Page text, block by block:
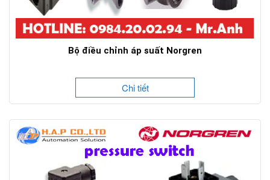
Bộ điều chỉnh áp suất Norgren
Chi tiết